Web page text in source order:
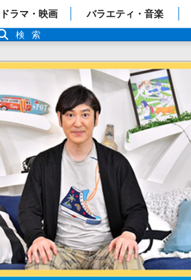
テレビ」トップページ
ドラマ・映画 バラエティ・音楽
検索